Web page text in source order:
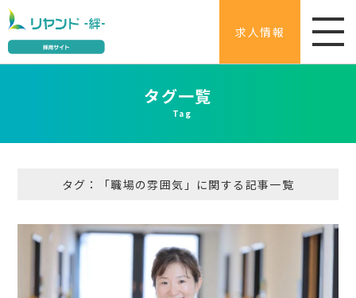
求人情報
タグ一覧
Tag
タグ：「職場の雰囲気」に関する記事一覧